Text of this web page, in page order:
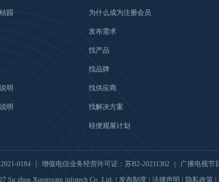
园
明
明
为什么成为注册会员
发布需求
找产品
找品牌
找供应商
找解决方案
轻便观展计划
0184 增值电信业务经营许可证：苏B2-20211302 广播电视节
Su zhou Xupstream infotech Co.,Ltd. | 发布制度 法律声明 隐私政策